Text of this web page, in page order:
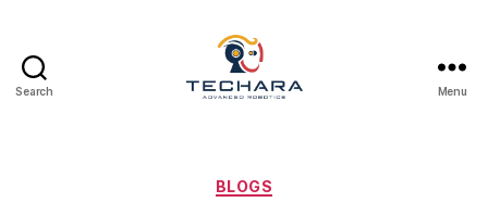
Search Menu
Categories
BLOGS